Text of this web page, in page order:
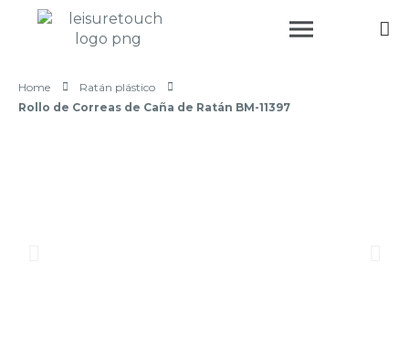
Home
Ratán plástico
Rollo de Correas de Caña de Ratán BM-11397